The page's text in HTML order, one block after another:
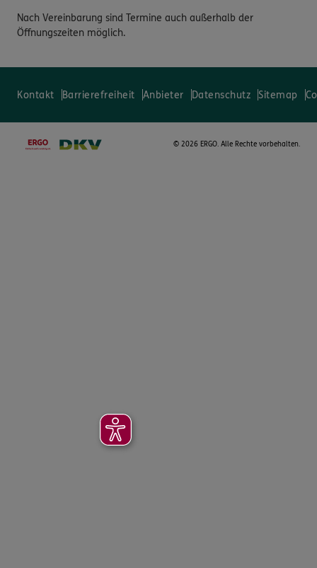
Nach Vereinbarung sind Termine auch außerhalb der
Öffnungszeiten möglich.
Kontakt Barrierefreiheit Anbieter Datenschutz Sitemap
© 2026 ERGO. Alle Rechte vorbehalten.